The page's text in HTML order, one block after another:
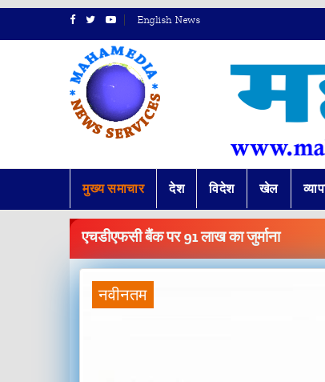
English News
मुख्य समाचार देश विदेश खेल
BREAKINGNEWS
एचडीएफसी बैंक पर 91 लाख का जुर्माना
नवीनतम